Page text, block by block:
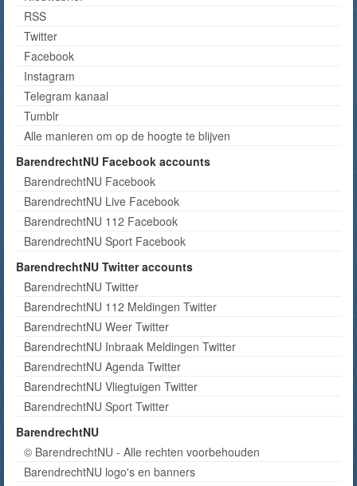
RSS
Twitter
Facebook
Instagram
Telegram kanaal
Tumblr
Alle manieren om op de hoogte te blijven
BarendrechtNU Facebook accounts
BarendrechtNU Facebook
BarendrechtNU Live Facebook
BarendrechtNU 112 Facebook
BarendrechtNU Sport Facebook
BarendrechtNU Twitter accounts
BarendrechtNU Twitter
BarendrechtNU 112 Meldingen Twitter
BarendrechtNU Weer Twitter
BarendrechtNU Inbraak Meldingen Twitter
BarendrechtNU Agenda Twitter
BarendrechtNU Vliegtuigen Twitter
BarendrechtNU Sport Twitter
BarendrechtNU
© BarendrechtNU - Alle rechten voorbehouden
BarendrechtNU logo's en banners